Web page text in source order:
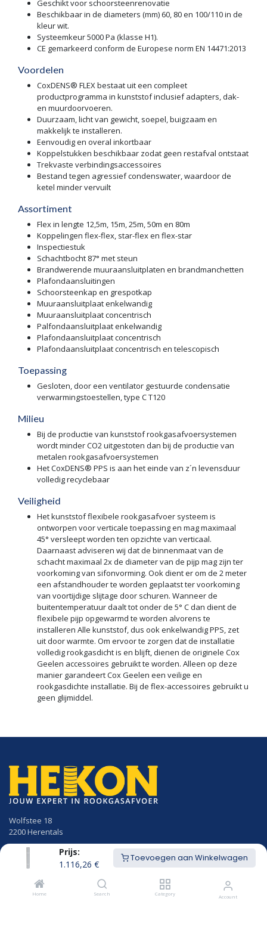
Prijs:
1.116,26 €
Toevoegen aan Winkelwagen
Home Search Category Account
Geschikt voor schoorsteenrenovatie
Beschikbaar in de diameters (mm) 60, 80 en 100/110 in de
kleur wit.
Systeemkeur 5000 Pa (klasse H1).
CE gemarkeerd conform de Europese norm EN 14471:2013
Voordelen
CoxDENS® FLEX bestaat uit een compleet
productprogramma in kunststof inclusief adapters, dak-
en muurdoorvoeren.
Duurzaam, licht van gewicht, soepel, buigzaam en
makkelijk te installeren.
Eenvoudig en overal inkortbaar
Koppelstukken beschikbaar zodat geen restafval ontstaat
Trekvaste verbindingsaccessoires
Bestand tegen agressief condenswater, waardoor de
ketel minder vervuilt
Assortiment
Flex in lengte 12,5m, 15m, 25m, 50m en 80m
Koppelingen flex-flex, star-flex en flex-star
Inspectiestuk
Schachtbocht 87° met steun
Brandwerende muuraansluitplaten en brandmanchetten
Plafondaansluitingen
Schoorsteenkap en grespotkap
Muuraansluitplaat enkelwandig
Muuraansluitplaat concentrisch
Palfondaansluitplaat enkelwandig
Plafondaansluitplaat concentrisch
Plafondaansluitplaat concentrisch en telescopisch
Toepassing
Gesloten, door een ventilator gestuurde condensatie
verwarmingstoestellen, type C T120
Milieu
Bij de productie van kunststof rookgasafvoersystemen
wordt minder CO2 uitgestoten dan bij de productie van
metalen rookgasafvoersystemen
Het CoxDENS® PPS is aan het einde van z´n levensduur
volledig recyclebaar
Veiligheid
Het kunststof flexibele rookgasafvoer systeem is
ontworpen voor verticale toepassing en mag maximaal
45° versleept worden ten opzichte van verticaal.
Daarnaast adviseren wij dat de binnenmaat van de
schacht maximaal 2x de diameter van de pijp mag zijn ter
voorkoming van sifonvorming. Ook dient er om de 2 meter
een afstandhouder te worden geplaatst ter voorkoming
van voortijdige slijtage door schuren. Wanneer de
buitentemperatuur daalt tot onder de 5° C dan dient de
flexibele pijp opgewarmd te worden alvorens te
installeren Alle kunststof, dus ook enkelwandig PPS, zet
uit door warmte. Om ervoor te zorgen dat de installatie
volledig rookgasdicht is en blijft, dienen de originele Cox
Geelen accessoires gebruikt te worden. Alleen op deze
manier garandeert Cox Geelen een veilige en
rookgasdichte installatie. Bij de flex-accessoires gebruikt u
geen glijmiddel.
Wolfstee 18
2200 Herentals
014/23.50.41
info@hekon.be
BTW BE 0456.631.656